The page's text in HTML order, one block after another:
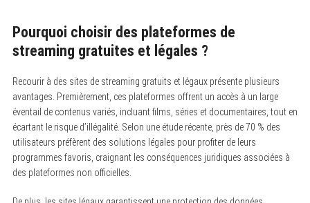
Pourquoi choisir des plateformes de
streaming gratuites et légales ?
Recourir à des sites de streaming gratuits et légaux présente plusieurs
avantages. Premièrement, ces plateformes offrent un accès à un large
éventail de contenus variés, incluant films, séries et documentaires, tout en
écartant le risque d’illégalité. Selon une étude récente, près de 70 % des
utilisateurs préfèrent des solutions légales pour profiter de leurs
programmes favoris, craignant les conséquences juridiques associées à
des plateformes non officielles.